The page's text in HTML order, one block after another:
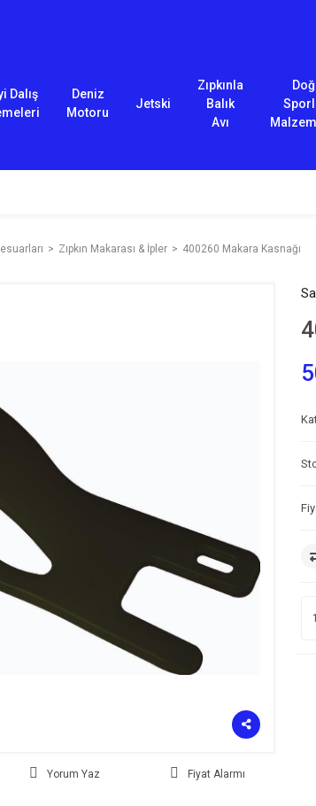
Dalış
Deniz
Motoru
Jetski
Zıpkınla
Balık
Avı
Zıpkın Makarası & İpler 400260 Makara Kasnağı
Yorum Yaz Fiyat Alarmı